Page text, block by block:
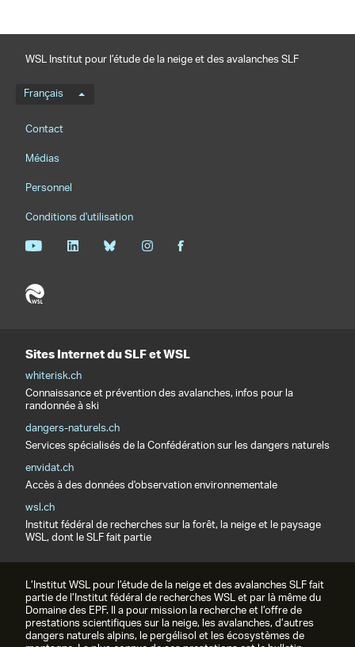
WSL Institut pour l’étude de la neige et des avalanches SLF
Menu de langue
Français
Footernavigation
Contact
Médias
Personnel
Conditions d'utilisation
Sites Internet du SLF et WSL
whiterisk.ch
Connaissance et prévention des avalanches, infos pour la
randonnée à ski
dangers-naturels.ch
Services spécialisés de la Confédération sur les dangers naturels
envidat.ch
Accès à des données d'observation environnementale
wsl.ch
Institut fédéral de recherches sur la forêt, la neige et le paysage
WSL, dont le SLF fait partie
L’Institut WSL pour l’étude de la neige et des avalanches SLF fait
partie de l’Institut fédéral de recherches WSL et par là même du
Domaine des EPF. Il a pour mission la recherche et l’offre de
prestations scientifiques sur la neige, les avalanches, d’autres
dangers naturels alpins, le pergélisol et les écosystèmes de